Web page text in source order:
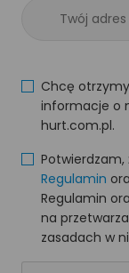
Chcę
informacje o
hurt.com.pl.
Potwierdzam,
Regulamin
Regulamin
na
zasadach w